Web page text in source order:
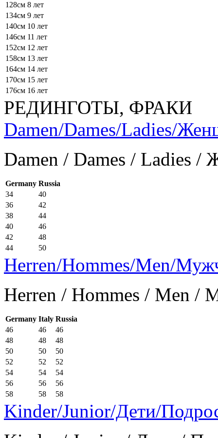
128см 8 лет
134см 9 лет
140см 10 лет
146см 11 лет
152см 12 лет
158см 13 лет
164см 14 лет
170см 15 лет
176см 16 лет
РЕДИНГОТЫ, ФРАКИ
Damen/Dames/Ladies/
Damen / Dames / Ladies
Germany Russia
34
40
36
42
38
44
40
46
42
48
44
50
Herren/Hommes/Men/
Herren / Hommes / Men /
Germany Italy Russia
46
46
46
48
48
48
50
50
50
52
52
52
54
54
54
56
56
56
58
58 58
Kinder/Junior/Дети/